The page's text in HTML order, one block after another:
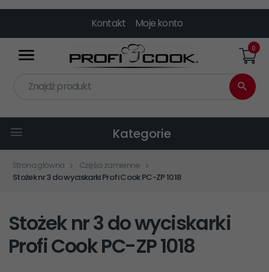
Kontakt Moje konto
Znajdź produkt
0
Kategorie
Strona główna
Części zamienne
Stożek nr 3 do wyciskarki Profi Cook PC-ZP 1018
Stożek nr 3 do wyciskarki
Profi Cook PC-ZP 1018